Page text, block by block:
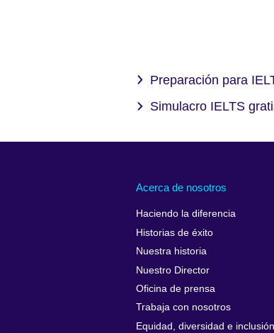
Preparación para
Simulacro IELTS
Acerca de nosotros
Haciendo la diferencia
Historias de éxito
Nuestra historia
Nuestro Director
Oficina de prensa
Trabaja con nosotros
Equidad, diversidad e inclusión